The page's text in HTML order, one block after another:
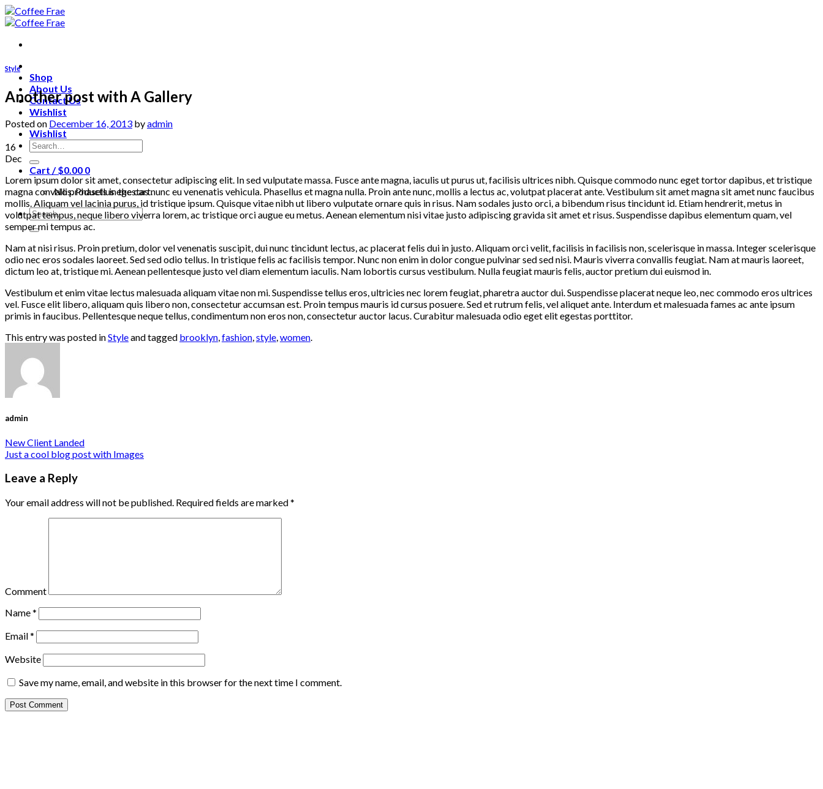
Skip
to
Shop
About Us
Contact Us
Wishlist
Wishlist
Search
for:
Cart /$0.00 0
No products in the cart.
Search
for:
Style
Another post with A Gallery
Posted on December 16, 2013 byadmin
16
Dec
Lorem ipsum dolor sit amet, consectetur adipiscing elit. In sed vulputate massa. Fusce ante magna, iaculis ut purus ut, facilisis ultrices nibh. Quisque commodo nunc eget tortor dapibus, et tristique
magna convallis. Phasellus egestas nunc eu venenatis vehicula. Phasellus et magna nulla. Proin ante nunc, mollis a lectus ac, volutpat placerat ante. Vestibulum sit amet magna sit amet nunc faucibus
mollis. Aliquam vel lacinia purus, id tristique ipsum. Quisque vitae nibh ut libero vulputate ornare quis in risus. Nam sodales justo orci, a bibendum risus tincidunt id. Etiam hendrerit, metus in
volutpat tempus, neque libero viverra lorem, ac tristique orci augue eu metus. Aenean elementum nisi vitae justo adipiscing gravida sit amet et risus. Suspendisse dapibus elementum quam, vel
semper mi tempus ac.
Nam at nisi risus. Proin pretium, dolor vel venenatis suscipit, dui nunc tincidunt lectus, ac placerat felis dui in justo. Aliquam orci velit, facilisis in facilisis non, scelerisque in massa. Integer scelerisque
odio nec eros sodales laoreet. Sed sed odio tellus. In tristique felis ac facilisis tempor. Nunc non enim in dolor congue pulvinar sed sed nisi. Mauris viverra convallis feugiat. Nam at mauris laoreet,
dictum leo at, tristique mi. Aenean pellentesque justo vel diam elementum iaculis. Nam lobortis cursus vestibulum. Nulla feugiat mauris felis, auctor pretium dui euismod in.
Vestibulum et enim vitae lectus malesuada aliquam vitae non mi. Suspendisse tellus eros, ultricies nec lorem feugiat, pharetra auctor dui. Suspendisse placerat neque leo, nec commodo eros ultrices
vel. Fusce elit libero, aliquam quis libero non, consectetur accumsan est. Proin tempus mauris id cursus posuere. Sed et rutrum felis, vel aliquet ante. Interdum et malesuada fames ac ante ipsum
primis in faucibus. Pellentesque neque tellus, condimentum non eros non, consectetur auctor lacus. Curabitur malesuada odio eget elit egestas porttitor.
This entry was posted inStyleand tagged brooklyn,fashion,style,women.
admin
New Client Landed
Just a cool blog post with Images
Leave a Reply
Your email address will not be published. Required fields are marked*
Comment
Name*
Email*
Website
Save my name, email, and website in this browser for the next time I comment.